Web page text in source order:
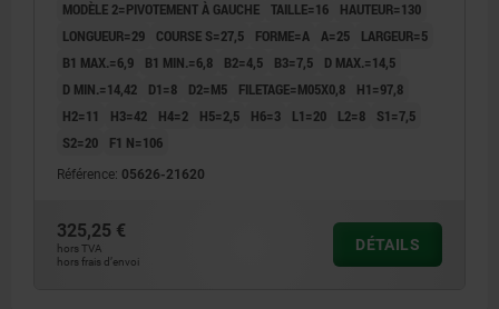
MODÈLE 2=PIVOTEMENT À GAUCHE TAILLE=16
HAUTEUR=130
LONGUEUR=29
COURSE S=27,5 FORME=A A=25
LARGEUR=5
B1 MAX.=6,9
B1 MIN.=6,8 B2=4,5 B3=7,5
D MAX.=14,5
D MIN.=14,42
D1=8 D2=M5 FILETAGE=M05X0,8
H1=97,8
H2=11
H3=42 H4=2 H5=2,5 H6=3 L1=20 L2=8
S1=7,5
S2=20
F1 N=106
Référence: 05626-21620
325,25 €
hors TVA
hors frais d’envoi
DÉTAILS